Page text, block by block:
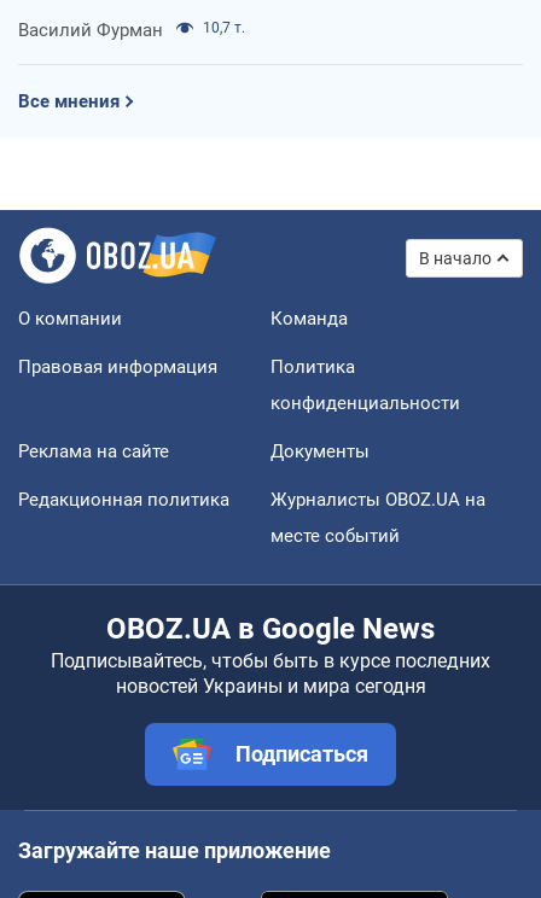
Василий Фурман 10,7 т.
Все мнения
В начало
О компании Команда
Правовая информация
Политика
конфиденциальности
Реклама на сайте Документы
Редакционная политика
Журналисты OBOZ.UA на
месте событий
OBOZ.UA в Google News
Подписывайтесь, чтобы быть в курсе последних
новостей Украины и мира сегодня
Подписаться
Загружайте наше приложение